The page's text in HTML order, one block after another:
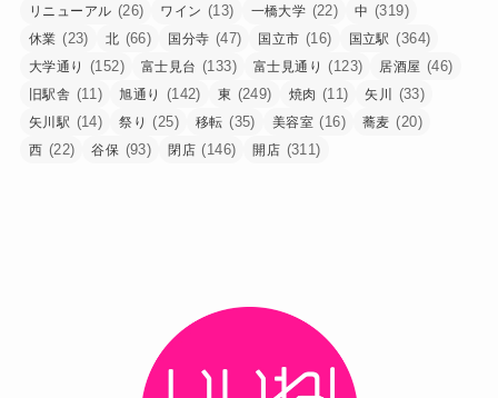
リニューアル (26) ワイン (13) 一橋大学 (22) 中 (319)
休業 (23) 北 (66) 国分寺 (47) 国立市 (16) 国立駅 (364)
大学通り (152) 富士見台 (133) 富士見通り (123) 居酒屋 (46)
旧駅舎 (11) 旭通り (142) 東 (249) 焼肉 (11) 矢川 (33)
矢川駅 (14) 祭り (25) 移転 (35) 美容室 (16) 蕎麦 (20)
西 (22) 谷保 (93) 閉店 (146) 開店 (311)